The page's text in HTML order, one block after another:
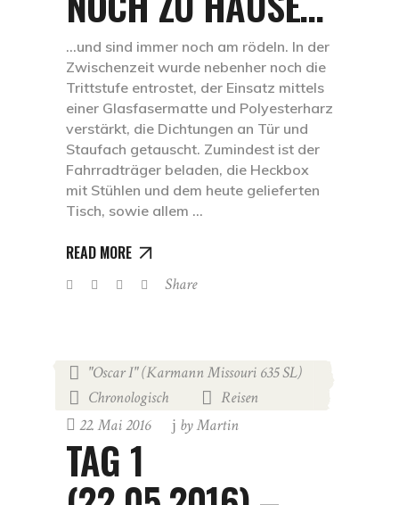
...und sind immer noch am rödeln. In der
Zwischenzeit wurde nebenher noch die
Trittstufe entrostet, der Einsatz mittels
einer Glasfasermatte und Polyesterharz
verstärkt, die Dichtungen an Tür und
Staufach getauscht. Zumindest ist der
Fahrradträger beladen, die Heckbox
mit Stühlen und dem heute gelieferten
Tisch, sowie allem
READ MORE
Share
"Oscar I" (Karmann Missouri 635 SL)
Chronologisch
Reisen
22. Mai 2016
byMartin
TAG 1